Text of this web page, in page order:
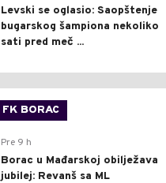
Levski se oglasio: Saopštenje
bugarskog šampiona nekoliko
sati pred meč ...
FK BORAC
Pre 9 h
Borac u Mađarskoj obilježava
jubilej: Revanš sa ML